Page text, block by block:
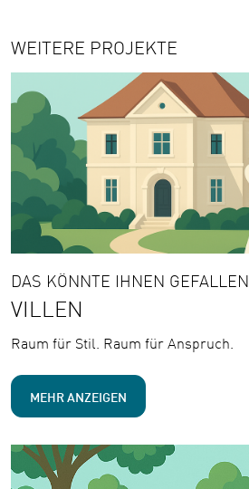
WEITERE PROJEKTE
DAS KÖNNTE IHNEN GEFALLEN
VILLEN
Raum für Stil. Raum für Anspruch.
MEHR ANZEIGEN